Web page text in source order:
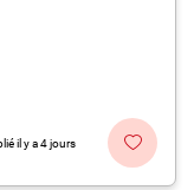
il y a 4 jours